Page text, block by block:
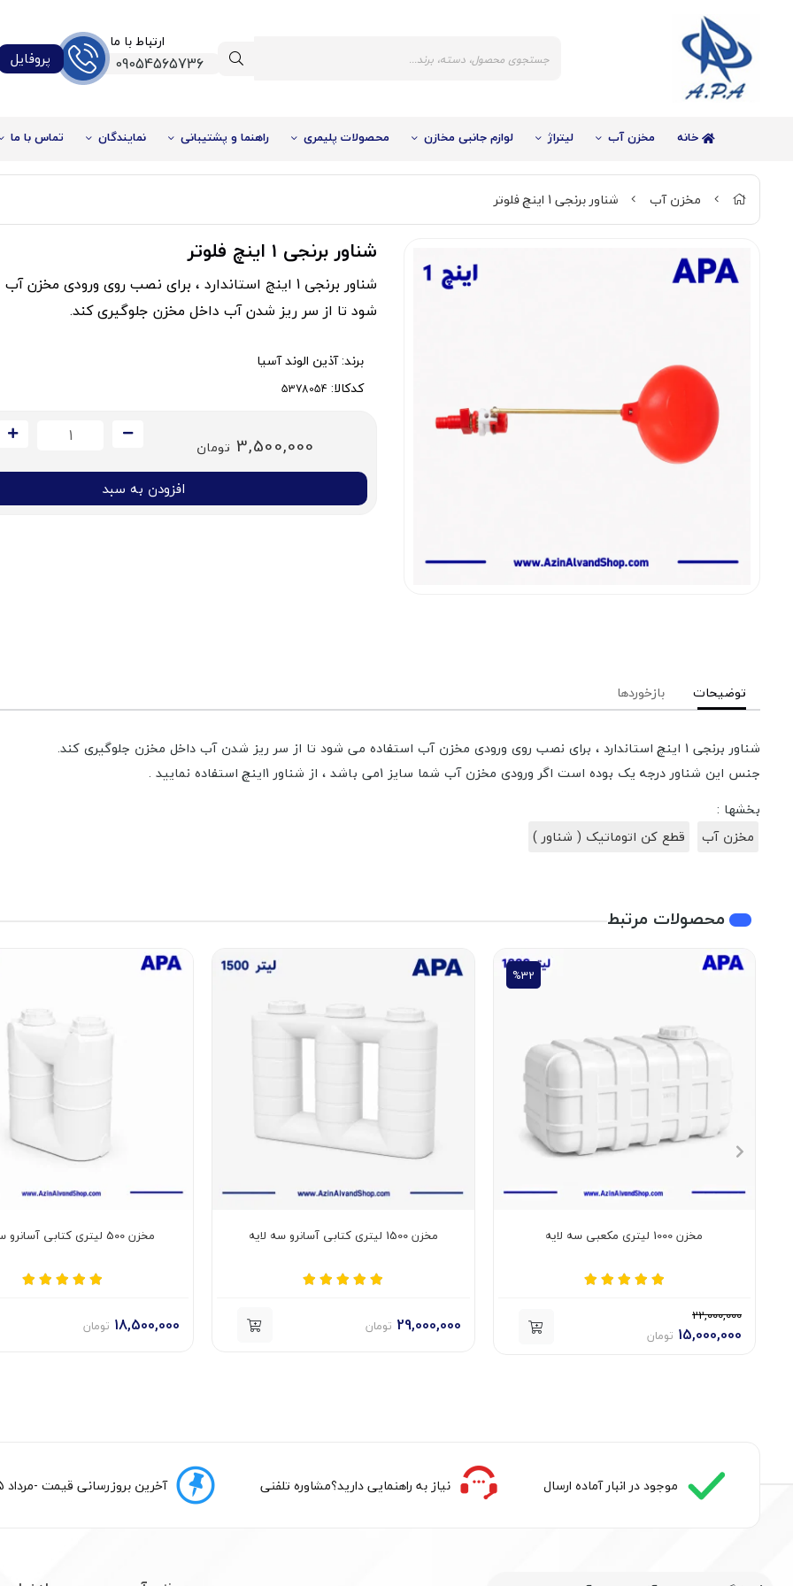
ارتباط با ما
09054565736 پروفایل
خانه مخزن آب لیتراژ لوازم جانبی مخازن محصولات پلیمری راهنما و پشتیبانی نمایندگان تماس با ما
مخزن آب شناور برنجی 1 اینچ فلوتر
شناور برنجی 1 اینچ فلوتر
شناور برنجی 1 اینچ استاندارد ، برای نصب روی ورودی
شود تا از سر ریز شدن آب داخل مخزن جلوگیری کند.
برند:آذین الوند آسیا
کدکالا:
3,500,000 تومان
افزودن به سبد
توضیحات بازخوردها
شناور برنجی 1 اینچ استاندارد ، برای نصب روی ورودی مخزن آب استفاده می شود تا از سر ریز شدن آب داخل مخزن جلوگیری کند.
جنس این شناور درجه یک بوده است اگر ورودی مخزن آب شما سایز 1می باشد ، از شناور 1اینچ استفاده نمایید .
بخشها :
مخزن آب
قطع کن اتوماتیک ( شناور )
محصولات مرتبط
%32
مخزن 1000 لیتری مکعبی سه لایه
22,000,000
15,000,000 تومان
مخزن 1500 لیتری کتابی آسانرو سه لایه
29,000,000 تومان
مخزن 500 لیتری کتابی آسانرو سه لایه
18,500,000 تومان
موجود در انبار آماده ارسال نیاز به راهنمایی دارید؟مشاوره تلفنی آخرین بروزرسانی قیمت -مرداد 1405